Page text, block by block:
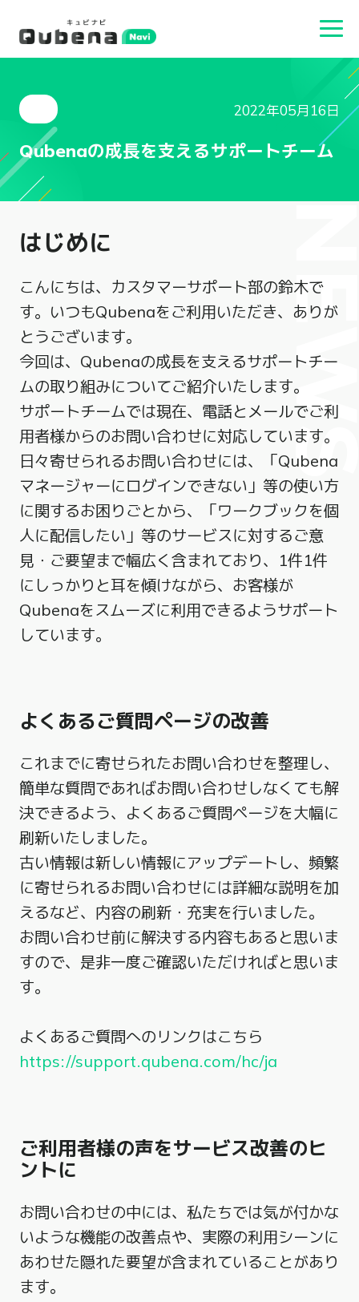
2022年05月16日
Qubenaの成長を支えるサポートチーム
はじめに
こんにちは、カスタマーサポート部の鈴木で
す。いつもQubenaをご利用いただき、ありが
とうございます。
今回は、Qubenaの成長を支えるサポートチー
ムの取り組みについてご紹介いたします。
サポートチームでは現在、電話とメールでご利
用者様からのお問い合わせに対応しています。
日々寄せられるお問い合わせには、「Qubena
マネージャーにログインできない」等の使い方
に関するお困りごとから、「ワークブックを個
人に配信したい」等のサービスに対するご意
見・ご要望まで幅広く含まれており、1件1件
にしっかりと耳を傾けながら、お客様が
Qubenaをスムーズに利用できるようサポート
しています。
よくあるご質問ページの改善
これまでに寄せられたお問い合わせを整理し、
簡単な質問であればお問い合わせしなくても解
決できるよう、よくあるご質問ページを大幅に
刷新いたしました。
古い情報は新しい情報にアップデートし、頻繁
に寄せられるお問い合わせには詳細な説明を加
えるなど、内容の刷新・充実を行いました。
お問い合わせ前に解決する内容もあると思いま
すので、是非一度ご確認いただければと思いま
す。
よくあるご質問へのリンクはこちら
https://support.qubena.com/hc/ja
ご利用者様の声をサービス改善のヒ
ントに
お問い合わせの中には、私たちでは気が付かな
いような機能の改善点や、実際の利用シーンに
あわせた隠れた要望が含まれていることがあり
ます。